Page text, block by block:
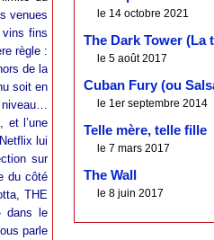
venues
vins fins
règle :
de la
soit en
et l’une
lui
sur
du côté
THE
dans le
parle
le 14 octobre 2021
The Dark Tower (La
le 5 août 2017
Cuban Fury (ou
le 1er septembre 2014
Telle mère, telle fille
le 7 mars 2017
The Wall
le 8 juin 2017